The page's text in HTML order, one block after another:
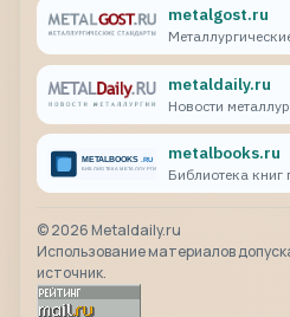
metalgost.ru
metaldaily.ru
Новости
metalbooks.ru
Библиотека книг
©2026 Metaldaily.ru
Использование материалов
источник.